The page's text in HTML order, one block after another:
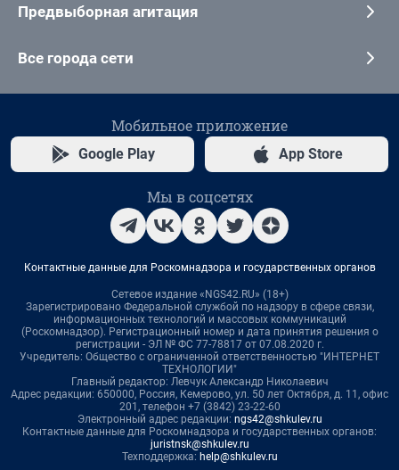
Предвыборная агитация
Все города сети
Мобильное приложение
Google Play App Store
Мы в соцсетях
Контактные данные для Роскомнадзора и государственных органов
Сетевое издание «NGS42.RU» (18+)
Зарегистрировано Федеральной службой по надзору в сфере связи,
информационных технологий и массовых коммуникаций
(Роскомнадзор). Регистрационный номер и дата принятия решения о
регистрации - ЭЛ № ФС 77-78817 от 07.08.2020 г.
Учредитель: Общество с ограниченной ответственностью "ИНТЕРНЕТ
ТЕХНОЛОГИИ"
Главный редактор: Левчук Александр Николаевич
Адрес редакции: 650000, Россия, Кемерово, ул. 50 лет Октября, д. 11, офис
201, телефон +7 (3842) 23-22-60
Электронный адрес редакции: ngs42@shkulev.ru
Контактные данные для Роскомнадзора и государственных органов:
juristnsk@shkulev.ru
Техподдержка: help@shkulev.ru